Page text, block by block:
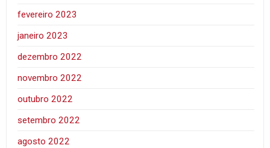
fevereiro 2023
janeiro 2023
dezembro 2022
novembro 2022
outubro 2022
setembro 2022
agosto 2022